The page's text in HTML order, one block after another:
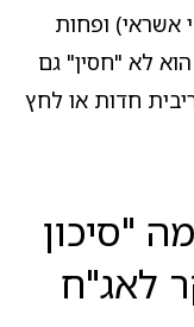
אשראי) ופחות
לא "חסין" גם
חדות או לחץ
"סיכון
לאג"ח